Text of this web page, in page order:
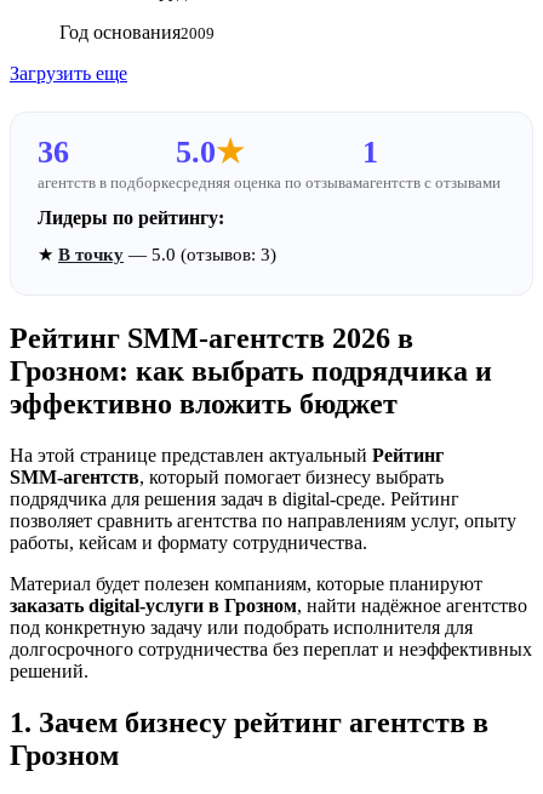
Год основания2009
Загрузить еще
36
агентств в подборке
5.0★
средняя оценка по отзывам
1
агентств с отзывами
Лидеры по рейтингу:
★ В точку — 5.0 (отзывов: 3)
Рейтинг SMM‑агентств 2026 в
Грозном: как выбрать подрядчика и
эффективно вложить бюджет
На этой странице представлен актуальный Рейтинг
SMM‑агентств, который помогает бизнесу выбрать
подрядчика для решения задач в digital-среде. Рейтинг
позволяет сравнить агентства по направлениям услуг, опыту
работы, кейсам и формату сотрудничества.
Материал будет полезен компаниям, которые планируют
заказать digital-услуги в Грозном, найти надёжное агентство
под конкретную задачу или подобрать исполнителя для
долгосрочного сотрудничества без переплат и неэффективных
решений.
1. Зачем бизнесу рейтинг агентств в
Грозном